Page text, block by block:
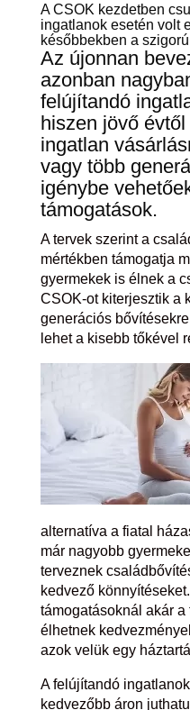
A CSOK kezdetben
ingatlanok esetén volt
későbbekben a
Az újonnan
azonban
felújítandó
hiszen jövő
ingatlan
vagy több
igénybe
támogatások.
A tervek szerint a
mértékben támogatja
gyermekek is élnek a
CSOK-ot kiterjesztik a
generációs
lehet a kisebb tőkével
alternatíva a fiatal
már nagyobb
terveznek
kedvező
támogatásoknál akár
élhetnek
azok velük egy
A felújítandó
kedvezőbb áron